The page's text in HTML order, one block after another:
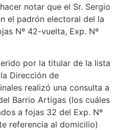
notar que el Sr. Sergio
el padrón electoral del la
Nº 42-vuelta, Exp. Nº
por la titular de la lista
Dirección de
realizó una consulta a
Barrio Artigas (los cuáles
a fojas 32 del Exp. Nº
referencia al domicilio)